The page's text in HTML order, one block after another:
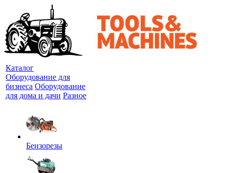
Каталог
Оборудование для
бизнеса Оборудование
для дома и дачи Разное
Бензорезы